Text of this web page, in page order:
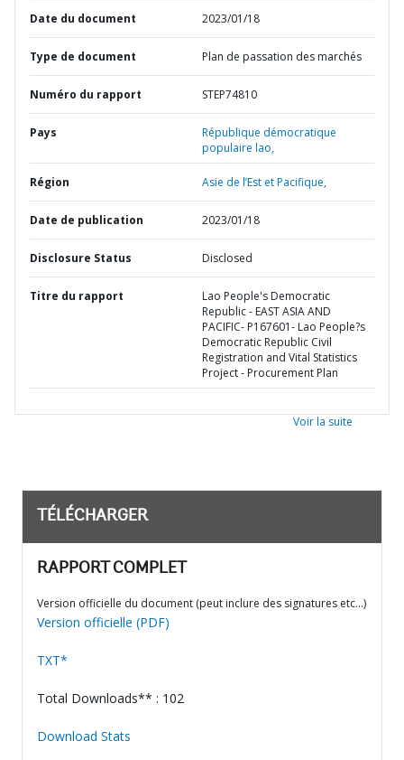
Date du document 2023/01/18
Type de document Plan de passation des marchés
Numéro du rapport STEP74810
Pays
République démocratique
populaire lao,
Région Asie de l’Est et Pacifique,
Date de publication 2023/01/18
Disclosure Status Disclosed
Titre du rapport
Lao People's Democratic
Republic - EAST ASIA AND
PACIFIC- P167601- Lao People?s
Democratic Republic Civil
Registration and Vital Statistics
Project - Procurement Plan
Voir la suite
TÉLÉCHARGER
RAPPORT COMPLET
Version officielle du document (peut inclure des signatures etc…)
Version officielle (PDF)
TXT*
Total Downloads** : 102
Download Stats